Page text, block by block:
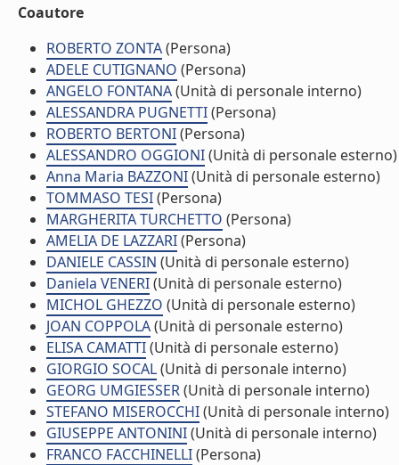
Coautore
ROBERTO ZONTA(Persona)
ADELE CUTIGNANO (Persona)
ANGELO FONTANA(Unità di personale interno)
ALESSANDRA PUGNETTI(Persona)
ROBERTO BERTONI(Persona)
ALESSANDRO OGGIONI(Unità di personale esterno)
Anna Maria BAZZONI(Unità di personale esterno)
TOMMASO TESI(Persona)
MARGHERITA TURCHETTO (Persona)
AMELIA DE LAZZARI(Persona)
DANIELE CASSIN (Unità di personale esterno)
Daniela VENERI(Unità di personale esterno)
MICHOL GHEZZO (Unità di personale esterno)
JOAN COPPOLA(Unità di personale esterno)
ELISA CAMATTI(Unità di personale esterno)
GIORGIO SOCAL(Unità di personale interno)
GEORG UMGIESSER(Unità di personale interno)
STEFANO MISEROCCHI(Unità di personale interno)
GIUSEPPE ANTONINI(Unità di personale interno)
FRANCO FACCHINELLI(Persona)